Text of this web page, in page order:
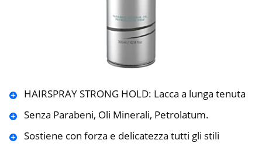
HAIRSPRAY STRONG HOLD: Lacca a lunga tenuta
Senza Parabeni, Oli Minerali, Petrolatum.
Sostiene con forza e delicatezza tutti gli stili